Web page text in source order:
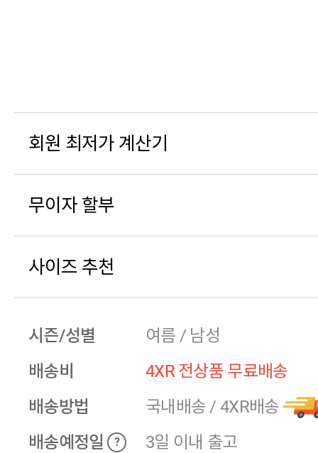
회원 최저가 계산기
무이자 할부
사이즈 추천
시즌/성별
여름 / 남성
배송비
4XR 전상품 무료배송
배송방법
국내배송 / 4XR배송
배송예정일
?
3일 이내 출고